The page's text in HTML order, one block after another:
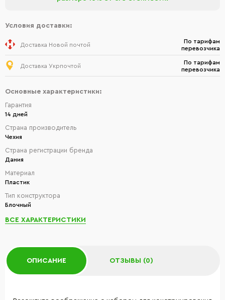
Условия доставки:
Доставка Новой почтой
По тарифам
перевозчика
Доставка Укрпочтой
По тарифам
перевозчика
Основные характеристики:
Гарантия
14 дней
Страна производитель
Чехия
Страна регистрации бренда
Дания
Материал
Пластик
Тип конструктора
Блочный
ВСЕ ХАРАКТЕРИСТИКИ
ОПИСАНИЕ ОТЗЫВЫ (0)